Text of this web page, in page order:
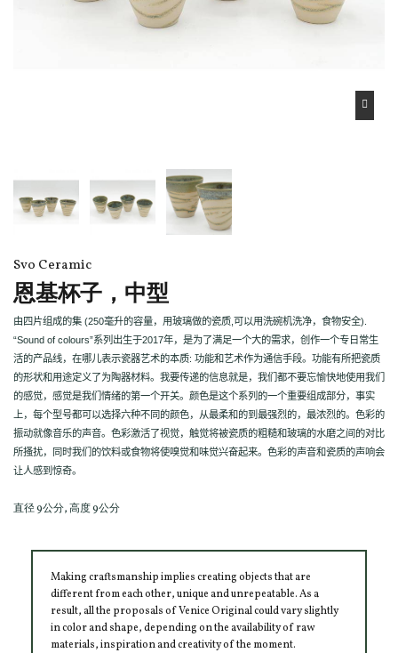
Svo Ceramic
恩基杯子，中型
由四片组成的集 (250毫升的容量，用玻璃做的瓷质 可以用洗碗机洗净，食物安全).
“Sound of colours”系列出生于2017年，是为了满足一个大的需求，创作一个专日常生
活的产品线，在哪儿表示瓷器艺术的本质: 功能和艺术作为通信手段。功能有所把瓷质
的形状和用途定义了为陶器材料。我要传递的信息就是，我们都不要忘愉快地使用我们
的感觉，感觉是我们情绪的第一个开关。颜色是这个系列的一个重要组成部分，事实
上，每个型号都可以选择六种不同的颜色，从最柔和的到最强烈的，最浓烈的。色彩的
振动就像音乐的声音。色彩激活了视觉，触觉将被瓷质的粗糙和玻璃的水磨之间的对比
所搔扰，同时我们的饮料或食物将使嗅觉和味觉兴奋起来。色彩的声音和瓷质的声响会
让人感到惊奇。
直径 9公分, 高度 9公分
Making craftsmanship implies creating objects that are
different from each other, unique and unrepeatable. As a
result, all the proposals of Venice Original could vary slightly
in color and shape, depending on the availability of raw
materials, inspiration and creativity of the moment.